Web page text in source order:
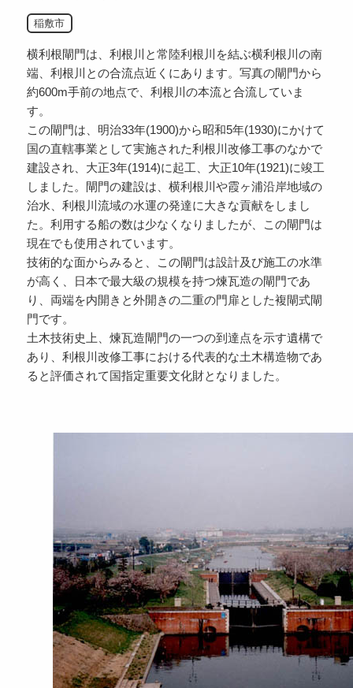
稲敷市
横利根閘門は、利根川と常陸利根川を結ぶ横利根川の南
端、利根川との合流点近くにあります。写真の閘門から
約600m手前の地点で、利根川の本流と合流していま
す。
この閘門は、明治33年(1900)から昭和5年(1930)にかけて
国の直轄事業として実施された利根川改修工事のなかで
建設され、大正3年(1914)に起工、大正10年(1921)に竣工
しました。閘門の建設は、横利根川や霞ヶ浦沿岸地域の
治水、利根川流域の水運の発達に大きな貢献をしまし
た。利用する船の数は少なくなりましたが、この閘門は
現在でも使用されています。
技術的な面からみると、この閘門は設計及び施工の水準
が高く、日本で最大級の規模を持つ煉瓦造の閘門であ
り、両端を内開きと外開きの二重の門扉とした複閘式閘
門です。
土木技術史上、煉瓦造閘門の一つの到達点を示す遺構で
あり、利根川改修工事における代表的な土木構造物であ
ると評価されて国指定重要文化財となりました。